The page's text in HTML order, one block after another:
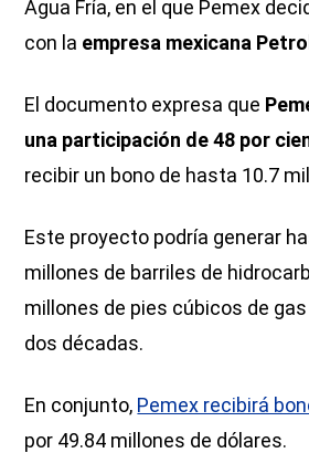
Agua Fría, en el que Pemex
con la empresa mexicana
El documento expresa que
una participación de 48 por
recibir un bono de hasta 10.7
Este proyecto podría generar
millones de barriles de
millones de pies cúbicos de
dos décadas.
En conjunto, Pemex recibirá
por 49.84 millones de dólares.